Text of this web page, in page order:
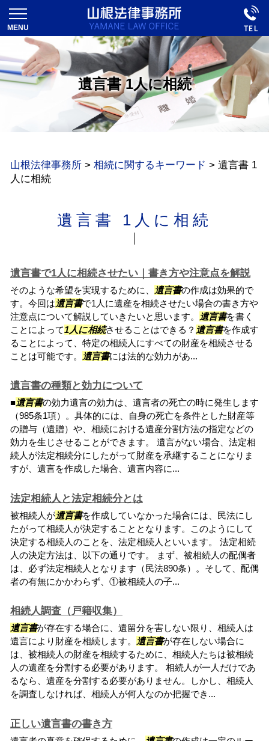
遺言書 1人に相続
山根法律事務所 > 相続に関するキーワード > 遺言書 1
人に相続
遺言書 1人に相続
遺言書で1人に相続させたい｜書き方や注意点を解説
そのような希望を実現するために、 遺言書の作成は効果的で
す。今回は遺言書で1人に遺産を相続させたい場合の書き方や
注意点について解説していきたいと思います。
遺言書を書く
ことによって1人に相続させることはできる？ 遺言書を作成す
ることによって、特定の相続人にすべての財産を相続させる
ことは可能です。
遺言書には法的な効力があ...
遺言書の種類と効力について
■遺言書の効力遺言の効力は、遺言者の死亡の時に発生します
（985条1項）。具体的には、自身の死亡を条件とした財産等
の贈与（遺贈）や、相続における遺産分割方法の指定などの
効力を生じさせることができます。 遺言がない場合、法定相
続人が法定相続分にしたがって財産を承継することになりま
すが、遺言を作成した場合、遺言内容に...
法定相続人と法定相続分とは
被相続人が遺言書を作成していなかった場合には、民法にし
たがって相続人が決定することとなります。このようにして
決定する相続人のことを、法定相続人といいます。 法定相続
人の決定方法は、以下の通りです。 まず、被相続人の配偶者
は、必ず法定相続人となります（民法890条）。そして、配偶
者の有無にかかわらず、①被相続人の子...
相続人調査（戸籍収集）
遺言書が存在する場合に、遺留分を害しない限り、相続人は
遺言により財産を相続します。
遺言書が存在しない場合に
は、被相続人の財産を相続するために、相続人たちは被相続
人の遺産を分割する必要があります。 相続人が一人だけであ
るなら、遺産を分割する必要がありません。しかし、相続人
を調査しなければ、相続人が何人なのか把握でき...
正しい遺言書の書き方